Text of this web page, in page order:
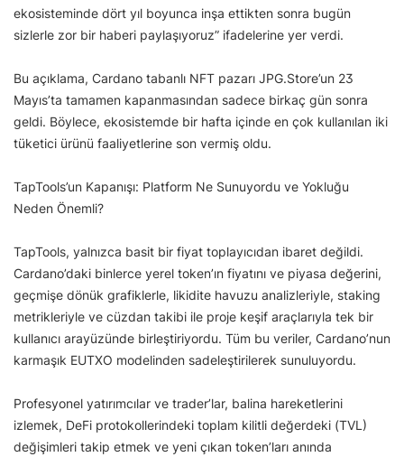
ekosisteminde dört yıl boyunca inşa ettikten sonra bugün
sizlerle zor bir haberi paylaşıyoruz” ifadelerine yer verdi.
Bu açıklama, Cardano tabanlı NFT pazarı JPG.Store’un 23
Mayıs’ta tamamen kapanmasından sadece birkaç gün sonra
geldi. Böylece, ekosistemde bir hafta içinde en çok kullanılan iki
tüketici ürünü faaliyetlerine son vermiş oldu.
TapTools’un Kapanışı: Platform Ne Sunuyordu ve Yokluğu
Neden Önemli?
TapTools, yalnızca basit bir fiyat toplayıcıdan ibaret değildi.
Cardano’daki binlerce yerel token’ın fiyatını ve piyasa değerini,
geçmişe dönük grafiklerle, likidite havuzu analizleriyle, staking
metrikleriyle ve cüzdan takibi ile proje keşif araçlarıyla tek bir
kullanıcı arayüzünde birleştiriyordu. Tüm bu veriler, Cardano’nun
karmaşık EUTXO modelinden sadeleştirilerek sunuluyordu.
Profesyonel yatırımcılar ve trader’lar, balina hareketlerini
izlemek, DeFi protokollerindeki toplam kilitli değerdeki (TVL)
değişimleri takip etmek ve yeni çıkan token’ları anında